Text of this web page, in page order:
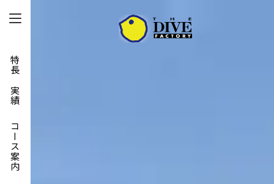
特長と実績
コース案内